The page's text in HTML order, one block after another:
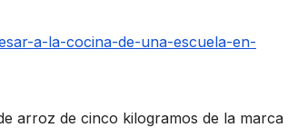
a-la-cocina-de-una-escuela-en-
arroz de cinco kilogramos de la marca